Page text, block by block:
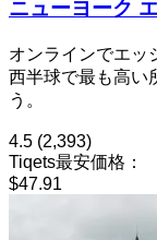
ニューヨーク
オンラインでエッ
西半球で最も高い
う。
4.5 (2,393)
Tiqets最安価格：
$47.91